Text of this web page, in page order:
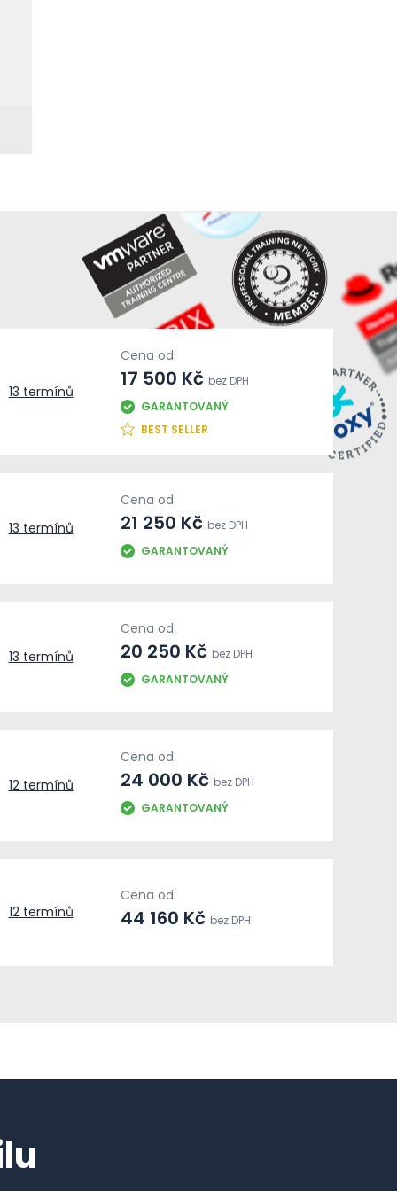
13 termínů
Cena od:
17 500 Kč bez DPH
GARANTOVANÝ
BEST SELLER
13 termínů
Cena od:
21 250 Kč bez DPH
GARANTOVANÝ
13 termínů
Cena od:
20 250 Kč bez DPH
GARANTOVANÝ
12 termínů
Cena od:
24 000 Kč bez DPH
GARANTOVANÝ
12 termínů
Cena od:
44 160 Kč bez DPH